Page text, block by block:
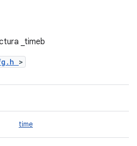
_timeb
>
time